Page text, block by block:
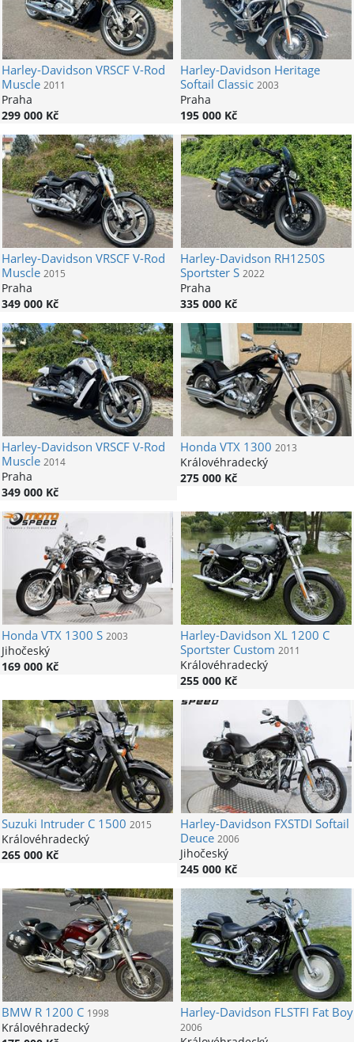
Harley-Davidson VRSCF V-Rod
Muscle 2011
Praha
299 000 Kč
Harley-Davidson Heritage
Softail Classic 2003
Praha
195 000 Kč
Harley-Davidson VRSCF V-Rod
Muscle 2015
Praha
349 000 Kč
Harley-Davidson RH1250S
Sportster S 2022
Praha
335 000 Kč
Harley-Davidson VRSCF V-Rod
Muscle 2014
Praha
349 000 Kč
HondaVTX 1300 2013
Královéhradecký
275 000 Kč
HondaVTX 1300 S 2003
Jihočeský
169 000 Kč
Harley-Davidson XL 1200 C
Sportster Custom 2011
Královéhradecký
255 000 Kč
Suzuki Intruder C 1500 2015
Královéhradecký
265 000 Kč
Harley-Davidson FXSTDI Softail
Deuce 2006
Jihočeský
245 000 Kč
BMWR 1200 C 1998
Královéhradecký
Harley-Davidson FLSTFI Fat Boy
2006